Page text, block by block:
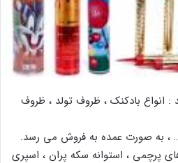
انواع بادکنک ، ظروف تولد ، ظروف
… ، به صورت عمده به فروش می رسد.
پرچمی ، استوانه سکه پران ، اسپری